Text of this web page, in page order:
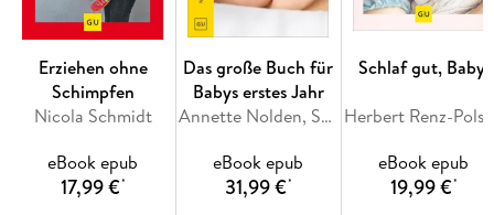
Das Buch will eine Oase sein, in der die
Eltern Kraft finden, um ihre
Kinder zu begleiten
Erziehen ohne
Schimpfen
Nicola Schmidt
eBook epub
17,99 €*
Das große Buch für
Babys erstes Jahr
Annette Nolden, Stephan Heinrich Nolte
eBook epub
31,99 €*
Schlaf gut, Baby!
eBook epub
19,99 €*